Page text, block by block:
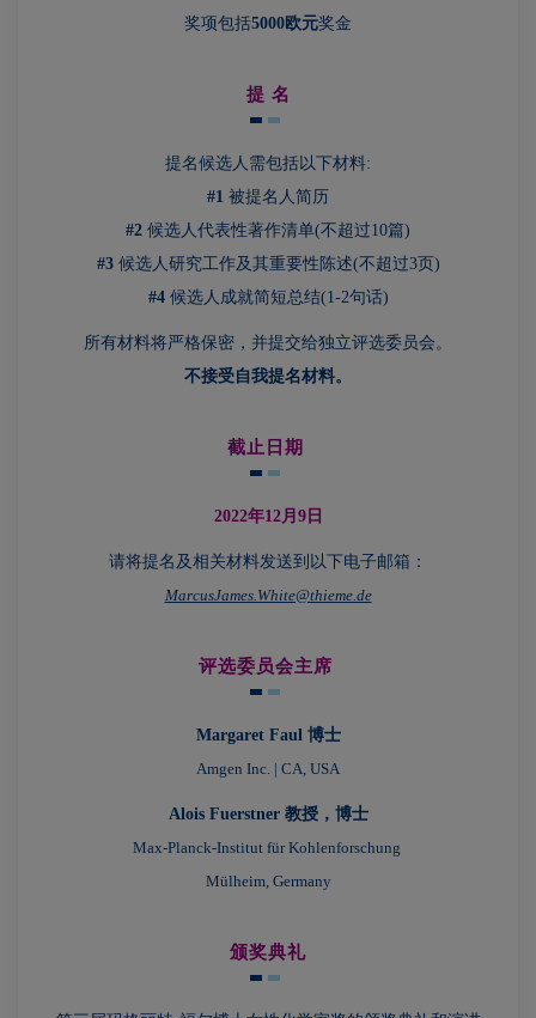
奖项包括5000欧元奖金
提 名
提名候选人需包括以下材料:
#1 被提名人简历
#2 候选人代表性著作清单(不超过10篇)
#3 候选人研究工作及其重要性陈述(不超过3页)
#4 候选人成就简短总结(1-2句话)
所有材料将严格保密，并提交给独立评选委员会。
不接受自我提名材料。
截止日期
2022年12月9日
请将提名及相关材料发送到以下电子邮箱：
MarcusJames.White@thieme.de
评选委员会主席
Margaret Faul 博士
Amgen Inc. | CA, USA
Alois Fuerstner 教授，博士
Max-Planck-Institut für Kohlenforschung
Mülheim, Germany
颁奖典礼